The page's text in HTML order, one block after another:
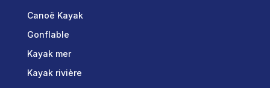
Canoë Kayak
Gonflable
Kayak mer
Kayak rivière